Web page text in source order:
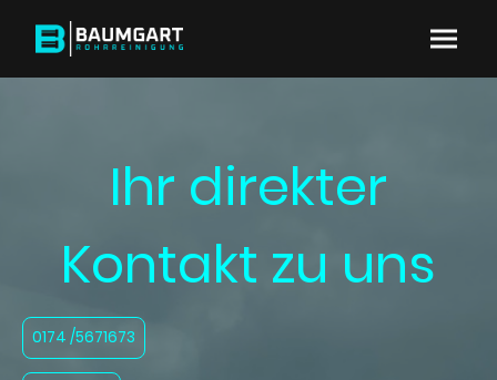
Ihr direkter
Kontakt zu uns
0174 /5671673